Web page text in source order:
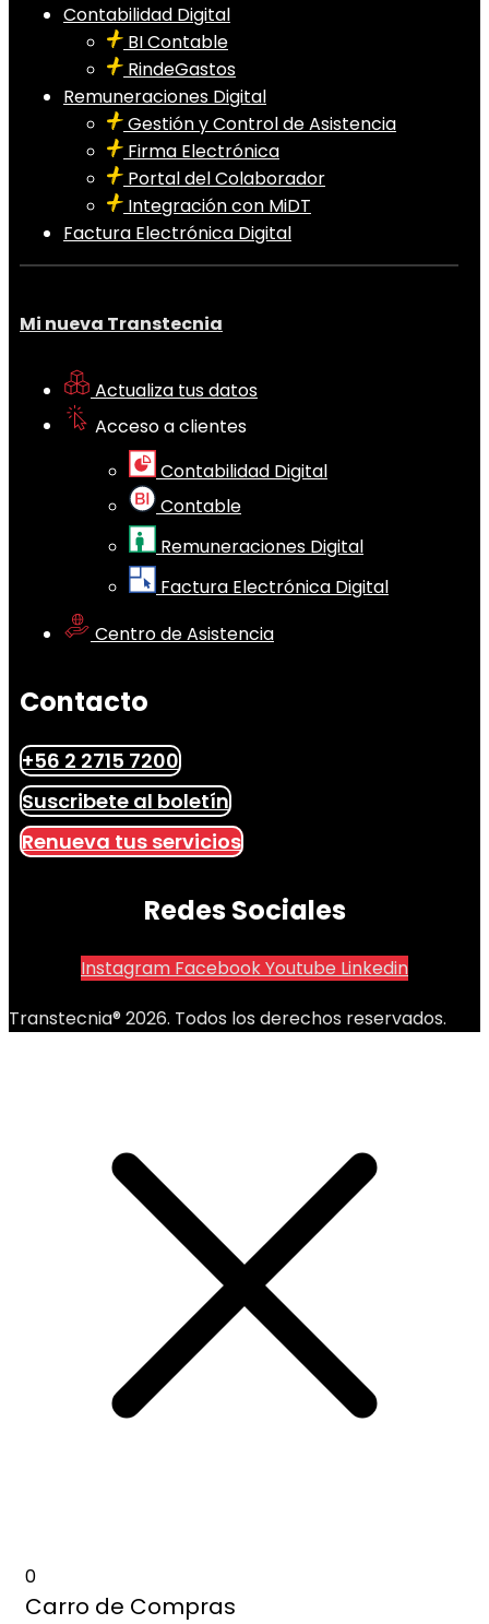
Contabilidad Digital
BI Contable
RindeGastos
Remuneraciones Digital
Gestión y Control de Asistencia
Firma Electrónica
Portal del Colaborador
Integración con MiDT
Factura Electrónica Digital
Mi nueva Transtecnia
Actualiza tus datos
Acceso a clientes
Contabilidad Digital
Contable
Remuneraciones Digital
Factura Electrónica Digital
Centro de Asistencia
Contacto
+56 2 2715 7200
Suscribete al boletín
Renueva tus servicios
Redes Sociales
Instagram FacebookYoutube Linkedin
Transtecnia® 2026. Todos los derechos reservados.
0
Carro de Compras